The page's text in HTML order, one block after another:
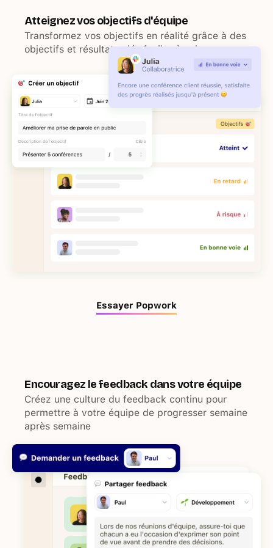
Atteignez vos objectifs d'équipe
Transformez vos objectifs en réalité grâce à des
objectifs et résultats clés faciles à suivre
Essayer Popwork
Encouragez le feedback dans votre équipe
Créez une culture du feedback continu pour
permettre à votre équipe de progresser semaine
après semaine